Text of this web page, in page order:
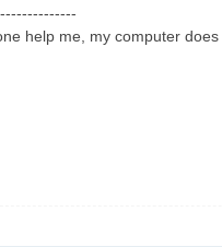
help me, my computer